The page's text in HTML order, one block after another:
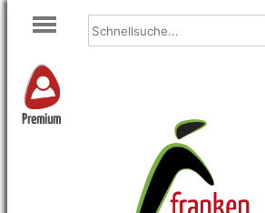
Premium